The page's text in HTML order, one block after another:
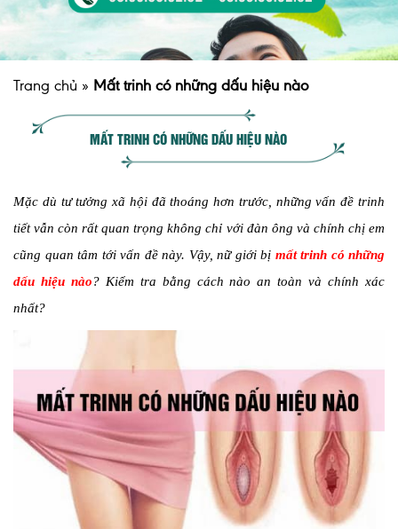
Trang chủ » Mất trinh có những dấu hiệu nào
MẤT TRINH CÓ NHỮNG DẤU HIỆU NÀO
Mặc dù tư tưởng xã hội đã thoáng hơn trước, những vấn đề trinh
tiết vẫn còn rất quan trọng không chỉ với đàn ông và chính chị em
cũng quan tâm tới vấn đề này. Vậy, nữ giới bị mất trinh có những
dấu hiệu nào? Kiểm tra bằng cách nào an toàn và chính xác
nhất?